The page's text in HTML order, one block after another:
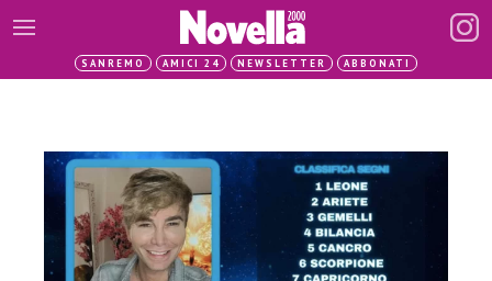
SANREMO AMICI 24 NEWSLETTER ABBONATI